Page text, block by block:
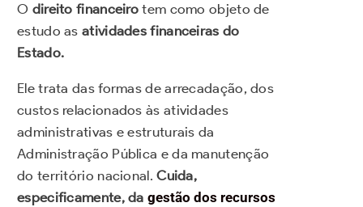
O direito financeirotem como objeto de
estudo as atividades financeiras do
Estado.
Ele trata das formas de arrecadação, dos
custos relacionados às atividades
administrativas e estruturais da
Administração Pública e da manutenção
do território nacional. Cuida,
especificamente, dagestão dos recursos